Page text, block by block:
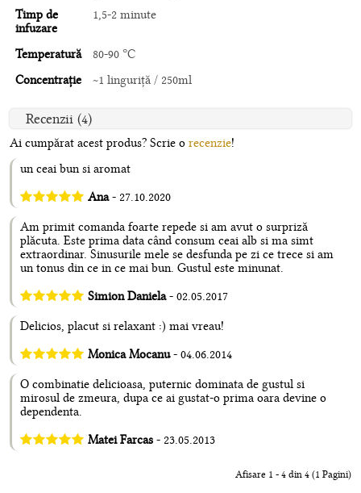
Timp de
infuzare
1,5-2 minute
Temperatură
80-90 °C
Concentrație
~1 linguriţă / 250ml
Recenzii (4)
Ai cumpărat acest produs? Scrie o recenzie!
un ceai bun si aromat
Ana- 27.10.2020
Am primit comanda foarte repede si am avut o surpriză
plăcuta. Este prima data când consum ceai alb si ma simt
extraordinar. Sinusurile mele se desfunda pe zi ce trece si am
un tonus din ce in ce mai bun. Gustul este minunat.
Simion Daniela- 02.05.2017
Delicios, placut si relaxant :) mai vreau!
Monica Mocanu- 04.06.2014
O combinatie delicioasa, puternic dominata de gustul si
mirosul de zmeura, dupa ce ai gustat-o prima oara devine o
dependenta.
Matei Farcas - 23.05.2013
Afisare 1 - 4 din 4 (1 Pagini)